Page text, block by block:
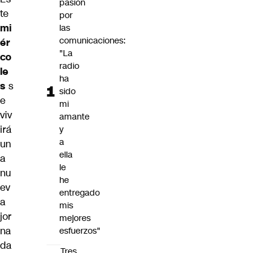
te
mi
ér
co
le
s s
e
viv
irá
un
a
nu
ev
a
jor
na
da
pasión
por
las
comunicaciones:
"La
radio
ha
sido
mi
amante
y
a
ella
le
he
entregado
mis
mejores
esfuerzos"